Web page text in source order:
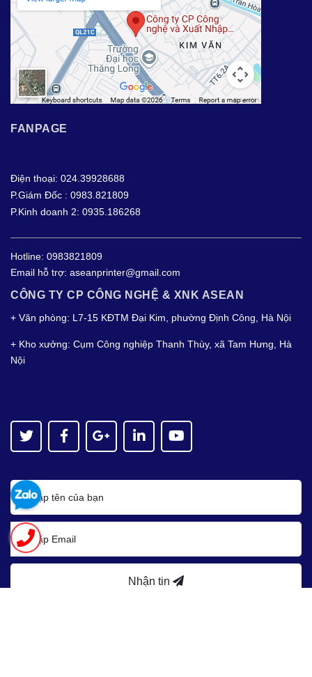
FANPAGE
Điện thoại: 024.39928688
P.Giám Đốc : 0983.821809
P.Kinh doanh 2: 0935.186268
Hotline: 0983821809
Email hỗ trợ: aseanprinter@gmail.com
CÔNG TY CP CÔNG NGHỆ & XNK ASEAN
+ Văn phòng: L7-15 KĐTM Đại Kim, phường Định Công, Hà Nội
+ Kho xưởng: Cụm Công nghiệp Thanh Thùy, xã Tam Hưng, Hà
Nội
Nhận tin